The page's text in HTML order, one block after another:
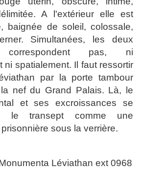
A l'extérieur elle est
baignée de soleil, colossale,
Simultanées, les deux
pas, ni
ni spatialement. Il faut ressortir
par la porte tambour
nef du Grand Palais. Là, le
et ses excroissances se
le transept comme une
sous la verrière.